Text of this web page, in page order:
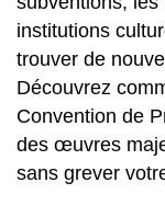
institutions
trouver de
Découvrez
Convention de
des œuvres
sans grever